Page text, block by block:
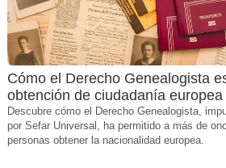
Cómo el Derecho Genealogista
obtención de ciudadanía europea
Descubre cómo el Derecho Genealogista,
por Sefar Universal, ha permitido a más de
personas obtener la nacionalidad europea.